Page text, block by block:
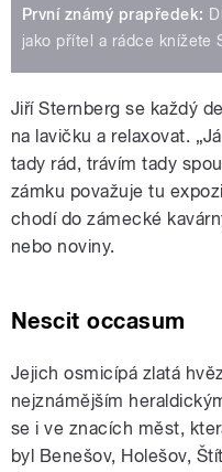
První známý prapředek:
jako přítel a rádce knížete
Jiří Sternberg se každý
na lavičku a relaxovat.
tady rád, trávím tady
zámku považuje tu
chodí do zámecké
nebo noviny.
Nescit occasum
Jejich osmicípá zlatá
nejznámějším
se i ve znacích měst,
byl Benešov, Holešov,